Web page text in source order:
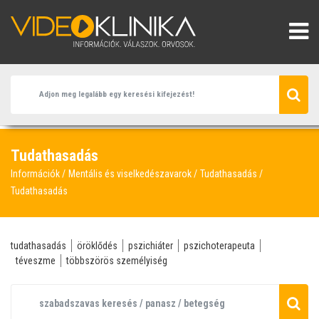
Tudathasadás
Információk Mentális és viselkedészavarok
Tudathasadás
Tudathasadás
tudathasadás öröklődés pszichiáter
pszichoterapeuta
téveszme
többszörös személyiség